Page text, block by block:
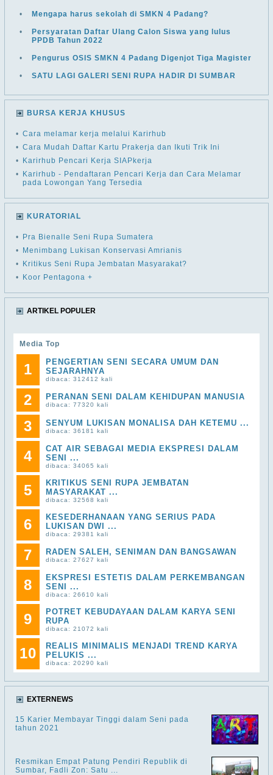
• Mengapa harus sekolah di SMKN 4 Padang?
•
Persyaratan Daftar Ulang Calon Siswa yang lulus
PPDB Tahun 2022
• Pengurus OSIS SMKN 4 Padang Digenjot Tiga Magister
• SATU LAGI GALERI SENI RUPA HADIR DI SUMBAR
BURSA KERJA KHUSUS
• Cara melamar kerja melalui Karirhub
• Cara Mudah Daftar Kartu Prakerja dan Ikuti Trik Ini
• Karirhub Pencari Kerja SIAPkerja
• Karirhub - Pendaftaran Pencari Kerja dan Cara Melamar
pada Lowongan Yang Tersedia
KURATORIAL
• Pra Bienalle Seni Rupa Sumatera
• Menimbang Lukisan Konservasi Amrianis
• Kritikus Seni Rupa Jembatan Masyarakat?
• Koor Pentagona +
ARTIKEL POPULER
Media Top
1
PENGERTIAN SENI SECARA UMUM DAN
SEJARAHNYA
dibaca: 312412 kali
2 PERANAN SENI DALAM KEHIDUPAN MANUSIA
dibaca: 77320 kali
3 SENYUM LUKISAN MONALISA DAH KETEMU ...
dibaca: 36181 kali
4
CAT AIR SEBAGAI MEDIA EKSPRESI DALAM
SENI ...
dibaca: 34065 kali
5
KRITIKUS SENI RUPA JEMBATAN
MASYARAKAT ...
dibaca: 32568 kali
6
KESEDERHANAAN YANG SERIUS PADA
LUKISAN DWI ...
dibaca: 29381 kali
7 RADEN SALEH, SENIMAN DAN BANGSAWAN
dibaca: 27627 kali
8
EKSPRESI ESTETIS DALAM PERKEMBANGAN
SENI ...
dibaca: 26610 kali
9
POTRET KEBUDAYAAN DALAM KARYA SENI
RUPA
dibaca: 21072 kali
10
REALIS MINIMALIS MENJADI TREND KARYA
PELUKIS ...
dibaca: 20290 kali
EXTERNEWS
15 Karier Membayar Tinggi dalam Seni pada
tahun 2021
Resmikan Empat Patung Pendiri Republik di
Sumbar, Fadli Zon: Satu ...